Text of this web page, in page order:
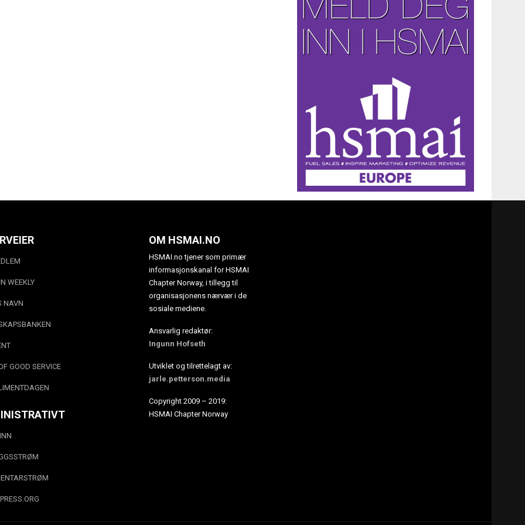
WEEKLY
NAVN
GOOD SERVICE
OM HSMAI.NO
HSMAI.no tjener som primær
informasjonskanal for HSMAI
Chapter Norway, i tillegg til
organisasjonens nærvær i de
sosiale mediene.
Ansvarlig redaktør:
Ingunn Hofseth
Utviklet og tilrettelagt av:
jarle.petterson.media
Copyright 2009 – 2019:
HSMAI Chapter Norway